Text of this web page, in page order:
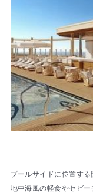
プールサイドに位置す
地中海風の軽食やセビ